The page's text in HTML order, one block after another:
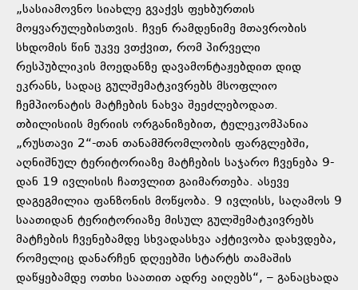
„სასიამოვნო სიახლე გვაქვს ფეხბურთის
მოყვარულებისთვის. ჩვენ რამდენიმე მთავრობის
სხდომის წინ უკვე ვთქვით, რომ პირველი
რესპუბლიკის მოედანზე დავამონტაჟებდით დიდ
ეკრანს, სადაც გულშემატკივრებს მსოფლიო
ჩემპიონატის მატჩების ნახვა შეეძლებოდათ.
თბილისიის მერიის ორგანიზებით, ტელეკომპანია
„რუსთავი 2“-თან თანამშრომლობის ფარგლებში,
აღნიშნულ ტერიტორიაზე მატჩების საჯარო ჩვენება 9-
დან 19 ივლისის ჩათვლით გაიმართება. ასევე
დაგეგმილია ფანზონის მოწყობა. 9 ივლისს, საღამოს 9
საათიდან ტერიტორიაზე მისულ გულშემატკივრებს
მატჩების ჩვენებამდე სხვადასხვა აქტივობა დახვდება,
რომელიც დანარჩენ დღეებში სტარტს თამაშის
დაწყებამდე ოთხი საათით ადრე აიღებს“, – განაცხადა